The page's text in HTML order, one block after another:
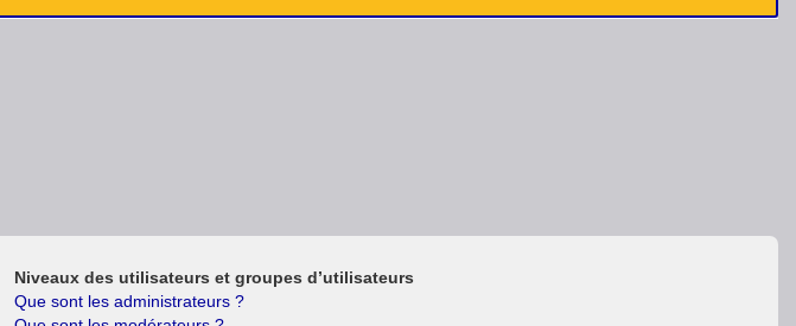
Niveaux des utilisateurs et groupes d’utilisateurs
Que sont les administrateurs ?